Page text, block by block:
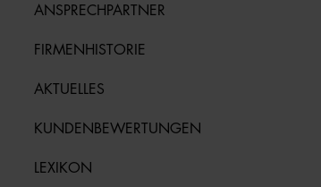
ANSPRECHPARTNER
FIRMENHISTORIE
AKTUELLES
KUNDENBEWERTUNGEN
LEXIKON